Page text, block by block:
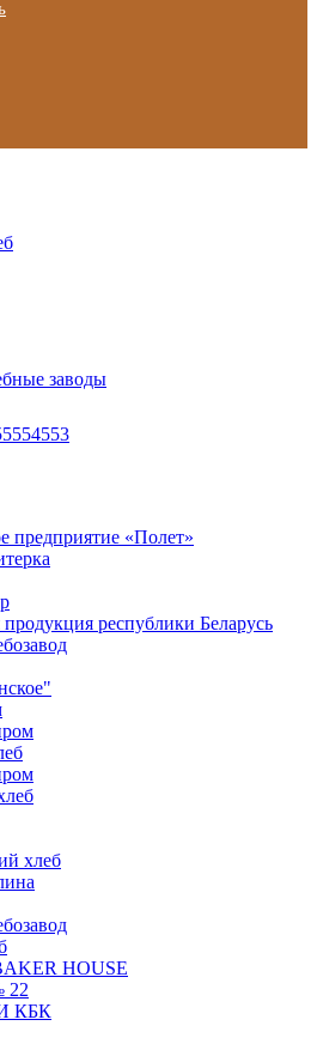
заводы
предприятие «Полет»
республики Беларусь
хлеб
HOUSE
22
КБК